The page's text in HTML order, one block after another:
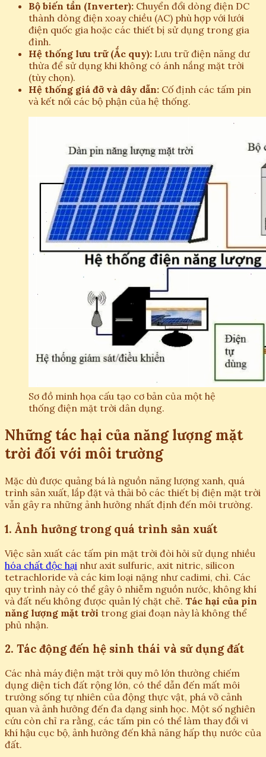
Bộ biến tần (Inverter): Chuyển đổi dòng điện DC
thành dòng điện xoay chiều (AC) phù hợp với lưới
điện quốc gia hoặc các thiết bị sử dụng trong gia
đình.
Hệ thống lưu trữ (Ắc quy): Lưu trữ điện năng dư
thừa để sử dụng khi không có ánh nắng mặt trời
(tùy chọn).
Hệ thống giá đỡ và dây dẫn: Cố định các tấm pin
và kết nối các bộ phận của hệ thống.
Sơ đồ minh họa cấu tạo cơ bản của một hệ
thống điện mặt trời dân dụng.
Những tác hại của năng lượng mặt
trời đối với môi trường
Mặc dù được quảng bá là nguồn năng lượng xanh, quá
trình sản xuất, lắp đặt và thải bỏ các thiết bị điện mặt trời
vẫn gây ra những ảnh hưởng nhất định đến môi trường.
1. Ảnh hưởng trong quá trình sản xuất
Việc sản xuất các tấm pin mặt trời đòi hỏi sử dụng nhiều
hóa chất độc hại như axit sulfuric, axit nitric, silicon
tetrachloride và các kim loại nặng như cadimi, chì. Các
quy trình này có thể gây ô nhiễm nguồn nước, không khí
và đất nếu không được quản lý chặt chẽ. Tác hại của pin
năng lượng mặt trời trong giai đoạn này là không thể
phủ nhận.
2. Tác động đến hệ sinh thái và sử dụng đất
Các nhà máy điện mặt trời quy mô lớn thường chiếm
dụng diện tích đất rộng lớn, có thể dẫn đến mất môi
trường sống tự nhiên của động thực vật, phá vỡ cảnh
quan và ảnh hưởng đến đa dạng sinh học. Một số nghiên
cứu còn chỉ ra rằng, các tấm pin có thể làm thay đổi vi
khí hậu cục bộ, ảnh hưởng đến khả năng hấp thụ nước của
đất.